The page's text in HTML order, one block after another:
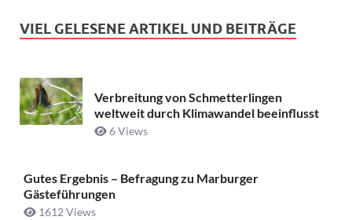
VIEL GELESENE ARTIKEL UND BEITRÄGE
Verbreitung von Schmetterlingen
weltweit durch Klimawandel beeinflusst
6 Views
Gutes Ergebnis – Befragung zu Marburger
Gästeführungen
1612 Views